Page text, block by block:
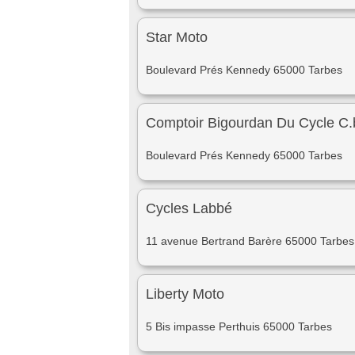
Star Moto
Boulevard Prés Kennedy 65000 Tarbes
Comptoir Bigourdan Du Cycle
Boulevard Prés Kennedy 65000 Tarbes
Cycles Labbé
11 avenue Bertrand Barère 65000 Tarbes
Liberty Moto
5 Bis impasse Perthuis 65000 Tarbes